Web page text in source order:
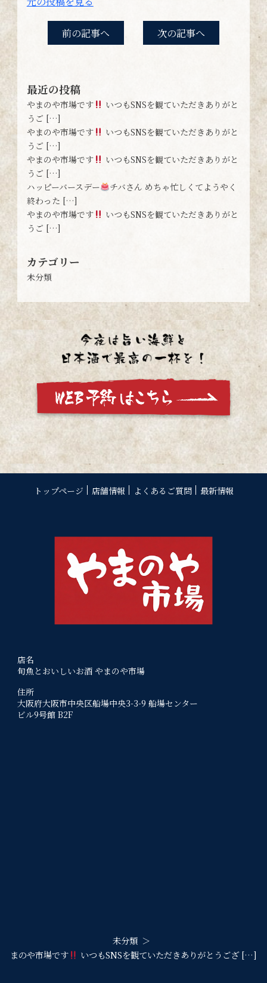
前の記事へ 次の記事へ
最近の投稿
やまのや市場です
いつもSNSを観ていただきありがと
うご […]
やまのや市場です
いつもSNSを観ていただきありがと
うご […]
やまのや市場です
いつもSNSを観ていただきありがと
うご […]
ハッピーバースデー
チバさん めちゃ忙しくてようやく
終わった […]
やまのや市場です
いつもSNSを観ていただきありがと
うご […]
カテゴリー
未分類
トップページ 店舗情報 よくあるご質問 最新情報
店名
旬魚とおいしいお酒 やまのや市場
住所
大阪府大阪市中央区船場中央3-3-9 船場センター
ビル9号館 B2F
未分類
まのや市場です
いつもSNSを観ていただきありがとうござ […]